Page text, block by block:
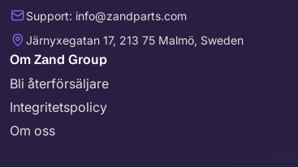
Support: info@zandparts.com
Järnyxegatan 17, 213 75 Malmö, Sweden
Om Zand Group
Bli återförsäljare
Integritetspolicy
Om oss